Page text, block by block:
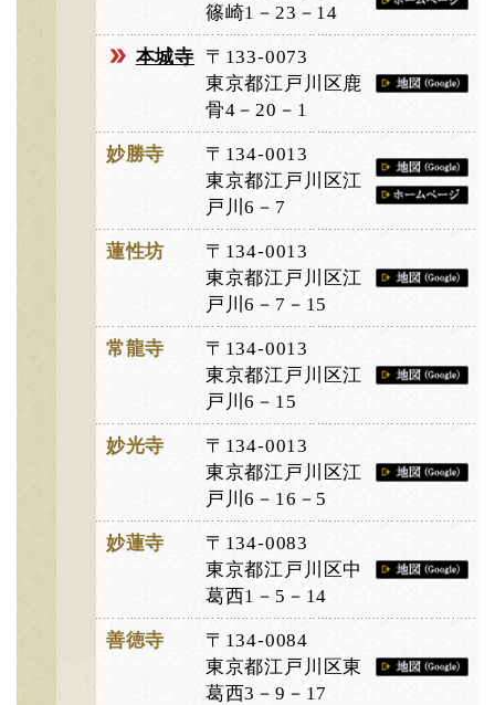
篠崎1－23－14
本城寺
〒133-0073
東京都江戸川区鹿
骨4－20－1
妙勝寺
〒134-0013
東京都江戸川区江
戸川6－7
蓮性坊
〒134-0013
東京都江戸川区江
戸川6－7－15
常龍寺
〒134-0013
東京都江戸川区江
戸川6－15
妙光寺
〒134-0013
東京都江戸川区江
戸川6－16－5
妙蓮寺
〒134-0083
東京都江戸川区中
葛西1－5－14
善徳寺
〒134-0084
東京都江戸川区東
葛西3－9－17